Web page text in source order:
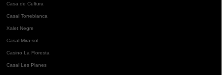
Casa de Cultura
Casal Torreblanca
Xalet Negre
Casal Mira-sol
Casino La Floresta
Casal Les Planes